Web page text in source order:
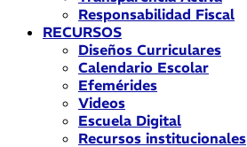
Responsabilidad Fiscal
RECURSOS
Diseños Curriculares
Calendario Escolar
Efemérides
Videos
Escuela Digital
Recursos institucionales